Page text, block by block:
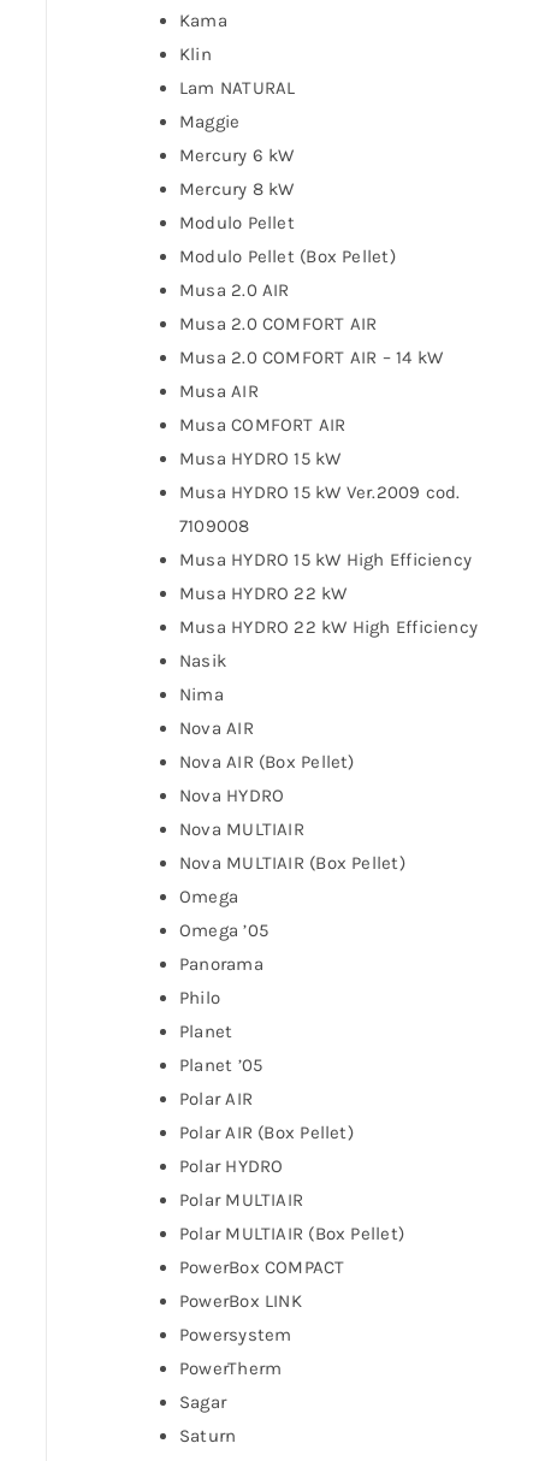
Kama
Klin
Lam NATURAL
Maggie
Mercury 6 kW
Mercury 8 kW
Modulo Pellet
Modulo Pellet (Box Pellet)
Musa 2.0 AIR
Musa 2.0 COMFORT AIR
Musa 2.0 COMFORT AIR – 14 kW
Musa AIR
Musa COMFORT AIR
Musa HYDRO 15 kW
Musa HYDRO 15 kW Ver.2009 cod.
7109008
Musa HYDRO 15 kW High Efficiency
Musa HYDRO 22 kW
Musa HYDRO 22 kW High Efficiency
Nasik
Nima
Nova AIR
Nova AIR (Box Pellet)
Nova HYDRO
Nova MULTIAIR
Nova MULTIAIR (Box Pellet)
Omega
Omega ’05
Panorama
Philo
Planet
Planet ’05
Polar AIR
Polar AIR (Box Pellet)
Polar HYDRO
Polar MULTIAIR
Polar MULTIAIR (Box Pellet)
PowerBox COMPACT
PowerBox LINK
Powersystem
PowerTherm
Sagar
Saturn